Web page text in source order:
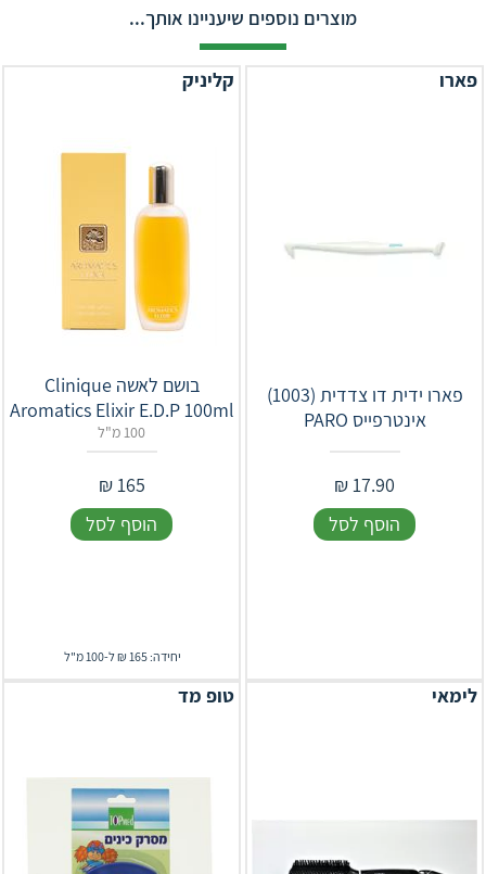
מוצרים נוספים שיעניינו אותך...
פארו
פארו ידית דו צדדית (1003)
אינטרפייס PARO
17.90
₪
הוסף לסל
קליניק
בושם לאשה Clinique
Aromatics Elixir E.D.P 100ml
100 מ"ל
165
₪
הוסף לסל
יחידה: 165 ₪ ל-100 מ"ל
לימאי טופ מד